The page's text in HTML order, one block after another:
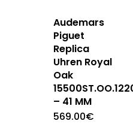
Audemars
Piguet
Replica
Uhren Royal
Oak
– 41 MM
569.00€